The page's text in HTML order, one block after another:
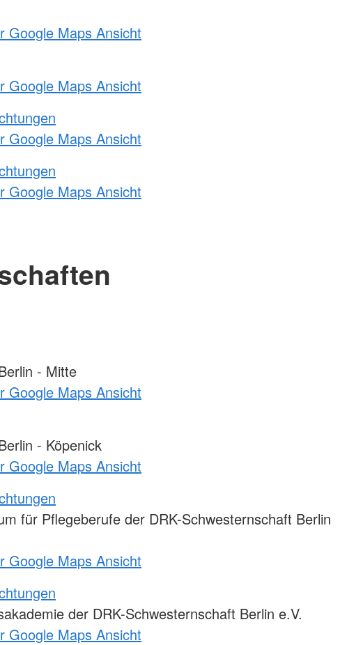
Google Maps Ansicht
Google Maps Ansicht
Google Maps Ansicht
Google Maps Ansicht
- Mitte
Google Maps Ansicht
- Köpenick
Google Maps Ansicht
für Pflegeberufe der DRK-Schwesternschaft Berlin
Google Maps Ansicht
der DRK-Schwesternschaft Berlin e.V.
Google Maps Ansicht